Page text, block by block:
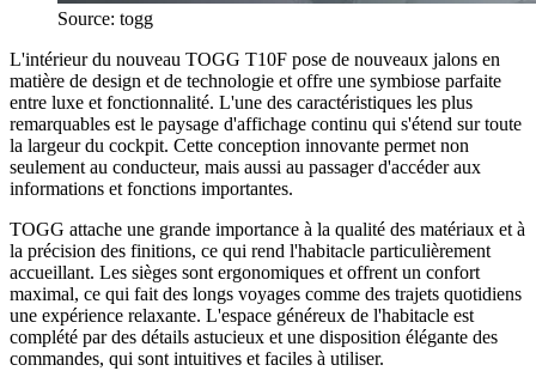
Source: togg
L'intérieur du nouveau TOGG T10F pose de nouveaux jalons en
matière de design et de technologie et offre une symbiose parfaite
entre luxe et fonctionnalité. L'une des caractéristiques les plus
remarquables est le paysage d'affichage continu qui s'étend sur toute
la largeur du cockpit. Cette conception innovante permet non
seulement au conducteur, mais aussi au passager d'accéder aux
informations et fonctions importantes.
TOGG attache une grande importance à la qualité des matériaux et à
la précision des finitions, ce qui rend l'habitacle particulièrement
accueillant. Les sièges sont ergonomiques et offrent un confort
maximal, ce qui fait des longs voyages comme des trajets quotidiens
une expérience relaxante. L'espace généreux de l'habitacle est
complété par des détails astucieux et une disposition élégante des
commandes, qui sont intuitives et faciles à utiliser.